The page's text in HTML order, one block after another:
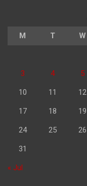
M T W
3 4 5
10 11 12
17 18 19
24 25 26
31
« Jul